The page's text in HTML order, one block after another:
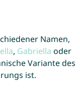
Namen,
, Gabriella oder
Variante des
ist.